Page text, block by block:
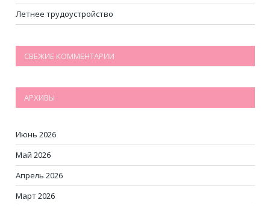
Летнее трудоустройство
СВЕЖИЕ КОММЕНТАРИИ
АРХИВЫ
Июнь 2026
Май 2026
Апрель 2026
Март 2026